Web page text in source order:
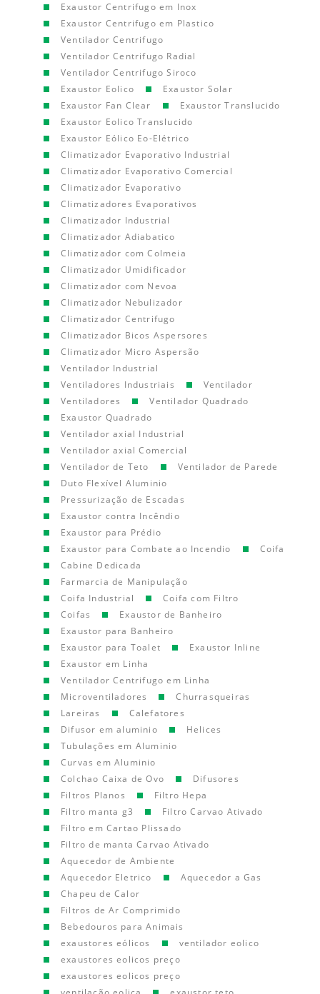
Exaustor Centrifugo em Inox
Exaustor Centrifugo em Plastico
Ventilador Centrifugo
Ventilador Centrifugo Radial
Ventilador Centrifugo Siroco
Exaustor Eolico
Exaustor Solar
Exaustor Fan Clear
Exaustor Translucido
Exaustor Eolico Translucido
Exaustor Eólico Eo-Elétrico
Climatizador Evaporativo Industrial
Climatizador Evaporativo Comercial
Climatizador Evaporativo
Climatizadores Evaporativos
Climatizador Industrial
Climatizador Adiabatico
Climatizador com Colmeia
Climatizador Umidificador
Climatizador com Nevoa
Climatizador Nebulizador
Climatizador Centrifugo
Climatizador Bicos Aspersores
Climatizador Micro Aspersão
Ventilador Industrial
Ventiladores Industriais
Ventilador
Ventiladores
Ventilador Quadrado
Exaustor Quadrado
Ventilador axial Industrial
Ventilador axial Comercial
Ventilador de Teto
Ventilador de Parede
Duto Flexível Aluminio
Pressurização de Escadas
Exaustor contra Incêndio
Exaustor para Prédio
Exaustor para Combate ao Incendio
Coifa
Cabine Dedicada
Farmarcia de Manipulação
Coifa Industrial
Coifa com Filtro
Coifas
Exaustor de Banheiro
Exaustor para Banheiro
Exaustor para Toalet
Exaustor Inline
Exaustor em Linha
Ventilador Centrifugo em Linha
Microventiladores
Churrasqueiras
Lareiras
Calefatores
Difusor em aluminio
Helices
Tubulações em Aluminio
Curvas em Aluminio
Colchao Caixa de Ovo
Difusores
Filtros Planos
Filtro Hepa
Filtro manta g3
Filtro Carvao Ativado
Filtro em Cartao Plissado
Filtro de manta Carvao Ativado
Aquecedor de Ambiente
Aquecedor Eletrico
Aquecedor a Gas
Chapeu de Calor
Filtros de Ar Comprimido
Bebedouros para Animais
exaustores eólicos
ventilador eolico
exaustores eolicos preço
exaustores eolicos preço